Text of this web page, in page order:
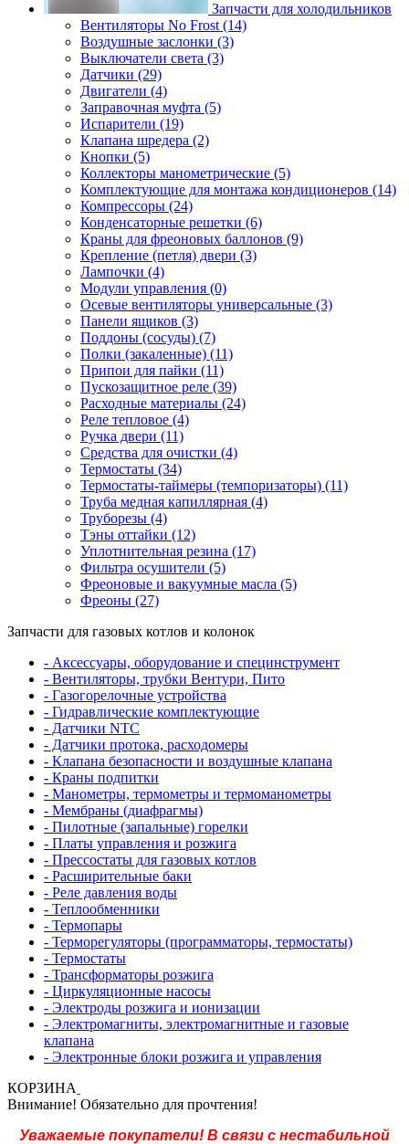
Запчасти для холодильников
Вентиляторы No Frost (14)
Воздушные заслонки (3)
Выключатели света (3)
Датчики (29)
Двигатели (4)
Заправочная муфта (5)
Испарители (19)
Клапана шредера (2)
Кнопки (5)
Коллекторы манометрические (5)
Комплектующие для монтажа кондиционеров (14)
Компрессоры (24)
Конденсаторные решетки (6)
Краны для фреоновых баллонов (9)
Крепление (петля) двери (3)
Лампочки (4)
Модули управления (0)
Осевые вентиляторы универсальные (3)
Панели ящиков (3)
Поддоны (сосуды) (7)
Полки (закаленные) (11)
Припои для пайки (11)
Пускозащитное реле (39)
Расходные материалы (24)
Реле тепловое (4)
Ручка двери (11)
Средства для очистки (4)
Термостаты (34)
Термостаты-таймеры (темпоризаторы) (11)
Труба медная капиллярная (4)
Труборезы (4)
Тэны оттайки (12)
Уплотнительная резина (17)
Фильтра осушители (5)
Фреоновые и вакуумные масла (5)
Фреоны (27)
Запчасти для газовых котлов и колонок
- Аксессуары, оборудование и специнструмент
- Вентиляторы, трубки Вентури, Пито
- Газогорелочные устройства
- Гидравлические комплектующие
- Датчики NTC
- Датчики протока, расходомеры
- Клапана безопасности и воздушные клапана
- Краны подпитки
- Манометры, термометры и термоманометры
- Мембраны (диафрагмы)
- Пилотные (запальные) горелки
- Платы управления и розжига
- Прессостаты для газовых котлов
- Расширительные баки
- Реле давления воды
- Теплообменники
- Термопары
- Терморегуляторы (программаторы, термостаты)
- Термостаты
- Трансформаторы розжига
- Циркуляционные насосы
- Электроды розжига и ионизации
- Электромагниты, электромагнитные и газовые
клапана
- Электронные блоки розжига и управления
КОРЗИНА
Внимание! Обязательно для прочтения!
Уважаемые покупатели! В связи с нестабильной